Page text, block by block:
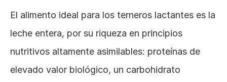
El alimento ideal para los terneros lactantes es la
leche entera, por su riqueza en principios
nutritivos altamente asimilables: proteínas de
elevado valor biológico, un carbohidrato